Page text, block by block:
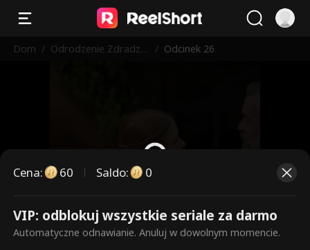
Dom / Odrodzenie Zdradzo
/ Odcinek 26
To są płatne odcinki. Odblokuj,
aby oglądać.
Cena: 60 Saldo: 0
VIP: odblokuj wszystkie seriale za darmo
Automatyczne odnawianie. Anuluj w dowolnym momencie.